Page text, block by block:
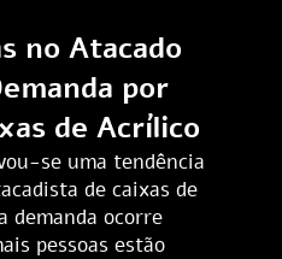
no Atacado
por
de Acrílico
se uma tendência
de caixas de
demanda ocorre
pessoas estão